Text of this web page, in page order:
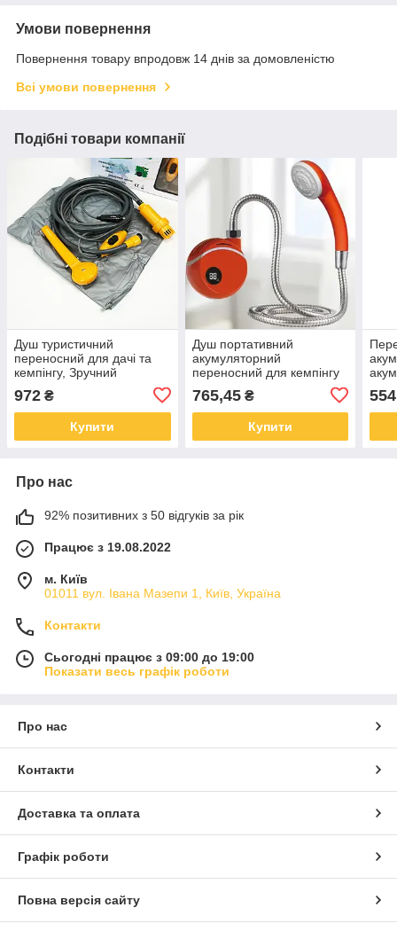
Умови повернення
Повернення товару впродовж 14 днів за домовленістю
Всі умови повернення
Подібні товари компанії
Душ туристичний
переносний для дачі та
кемпінгу, Зручний
похідний душ Кемпінговий
на акумуляторі AC-34
972 ₴
Купити
Душ портативний
акумуляторний
переносний для кемпінгу
та дачі на Li-ion 2000 мАг
Portable Outdoor Shower
автономний з насосом
765,45₴
Купити
NF-
554
Про нас
92% позитивних з 50 відгуків за рік
Працює з 19.08.2022
м. Київ
01011 вул. Івана Мазепи 1, Київ, Україна
Контакти
Сьогодні працює з 09:00 до 19:00
Показати весь графік роботи
Про нас
Контакти
Доставка та оплата
Графік роботи
Повна версія сайту